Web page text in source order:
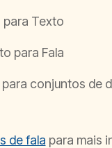
para Texto
para Fala
conjuntos de
de fala para mais